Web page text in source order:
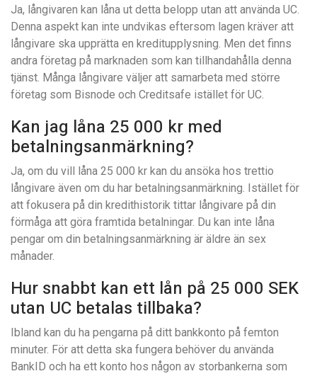
Ja, långivaren kan låna ut detta belopp utan att använda UC.
Denna aspekt kan inte undvikas eftersom lagen kräver att
långivare ska upprätta en kreditupplysning. Men det finns
andra företag på marknaden som kan tillhandahålla denna
tjänst. Många långivare väljer att samarbeta med större
företag som Bisnode och Creditsafe istället för UC.
Kan jag låna 25 000 kr med
betalningsanmärkning?
Ja, om du vill låna 25 000 kr kan du ansöka hos trettio
långivare även om du har betalningsanmärkning. Istället för
att fokusera på din kredithistorik tittar långivare på din
förmåga att göra framtida betalningar. Du kan inte låna
pengar om din betalningsanmärkning är äldre än sex
månader.
Hur snabbt kan ett lån på 25 000 SEK
utan UC betalas tillbaka?
Ibland kan du ha pengarna på ditt bankkonto på femton
minuter. För att detta ska fungera behöver du använda
BankID och ha ett konto hos någon av storbankerna som